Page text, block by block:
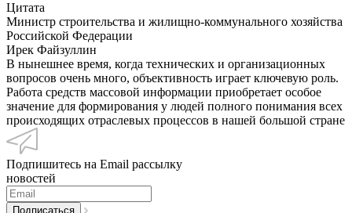
Цитата
Министр строительства и жилищно-коммунального хозяйства
Российской Федерации
Ирек Файзуллин
В нынешнее время, когда технических и организационных
вопросов очень много, объективность играет ключевую роль.
Работа средств массовой информации приобретает особое
значение для формирования у людей полного понимания всех
происходящих отраслевых процессов в нашей большой стране
Подпишитесь на Email рассылку
новостей